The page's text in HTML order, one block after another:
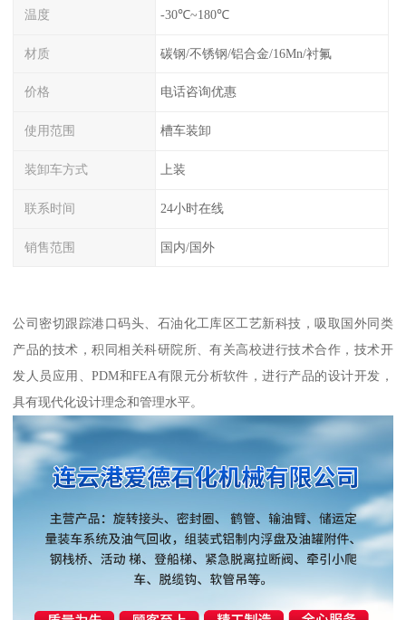
温度 -30℃~180℃
材质 碳钢/不锈钢/铝合金/16Mn/衬氟
价格 电话咨询优惠
使用范围 槽车装卸
装卸车方式 上装
联系时间 24小时在线
销售范围 国内/国外
公司密切跟踪港口码头、石油化工库区工艺新科技，吸取国外同类
产品的技术，积同相关科研院所、有关高校进行技术合作，技术开
发人员应用、PDM和FEA有限元分析软件，进行产品的设计开发，
具有现代化设计理念和管理水平。